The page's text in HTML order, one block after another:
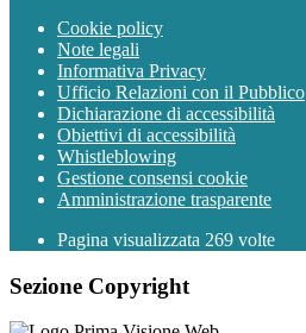
Cookie policy
Note legali
Informativa Privacy
Ufficio Relazioni con il Pubblico
Dichiarazione di accessibilità
Obiettivi di accessibilità
Whistleblowing
Gestione consensi cookie
Amministrazione trasparente
Pagina visualizzata 269 volte
Sezione Copyright